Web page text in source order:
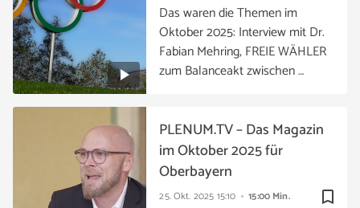
Das waren die Themen im
Oktober 2025: Interview mit Dr.
Fabian Mehring, FREIE WÄHLER
zum Balanceakt zwischen …
bookmark_border
25. Okt. 2025 15:10 15:00 Min.
PLENUM.TV – Das Magazin
im Oktober 2025 für
Oberbayern